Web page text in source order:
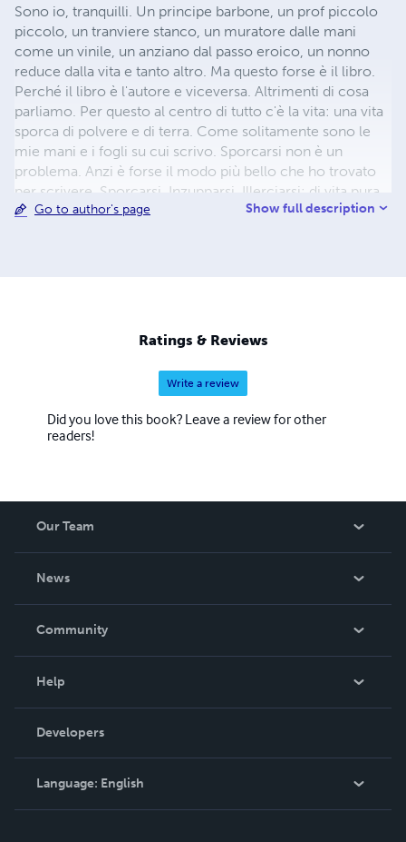
Sono io, tranquilli. Un principe barbone, un prof piccolo
piccolo, un tranviere stanco, un muratore dalle mani
come un vinile, un anziano dal passo eroico, un nonno
reduce dalla vita e tanto altro. Ma questo forse è il libro.
Perché il libro è l'autore e viceversa. Altrimenti di cosa
parliamo. Per questo al centro di tutto c'è la vita: una vita
sporca di polvere e di terra. Come solitamente sono le
mie mani e i fogli su cui scrivo. Sporcarsi non è un
problema. Anzi è forse il modo più bello che ho trovato
per scrivere. Sporcarsi. Inzupparsi. Illerciarsi: di vita pura.
Go to author's page Show full description
Ratings & Reviews
Write a review
Did you love this book? Leave a review for other
readers!
Our Team
News
In The News
Community
Podcast
Help
Order Lookup
Knowledge Base
Contact Support
Developers
Language: English